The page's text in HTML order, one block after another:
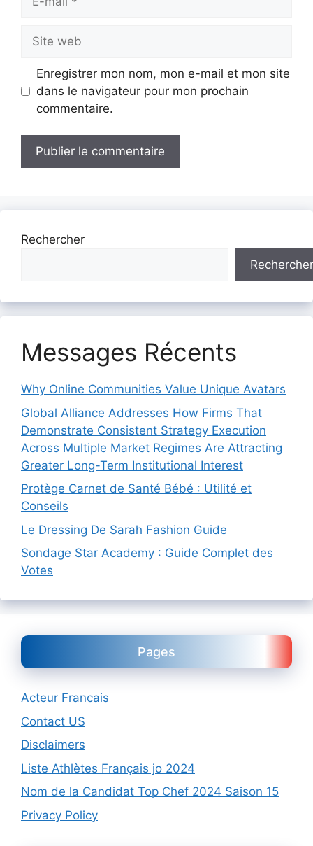
mail
web
Enregistrer mon nom, mon e-mail et mon site
dans le navigateur pour mon prochain
commentaire.
Rechercher
Rechercher
Messages Récents
Why Online Communities Value Unique Avatars
Global Alliance Addresses How Firms That
Demonstrate Consistent Strategy Execution
Across Multiple Market Regimes Are Attracting
Greater Long-Term Institutional Interest
Protège Carnet de Santé Bébé : Utilité et
Conseils
Le Dressing De Sarah Fashion Guide
Sondage Star Academy : Guide Complet des
Votes
Pages
Acteur Francais
Contact US
Disclaimers
Liste Athlètes Français jo 2024
Nom de la Candidat Top Chef 2024 Saison 15
Privacy Policy